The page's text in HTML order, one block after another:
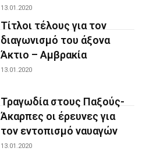
13.01.2020
Τίτλοι τέλους για τον
διαγωνισμό του άξονα
Άκτιο – Αμβρακία
13.01.2020
Τραγωδία στους Παξούς-
Άκαρπες οι έρευνες για
τον εντοπισμό ναυαγών
13.01.2020